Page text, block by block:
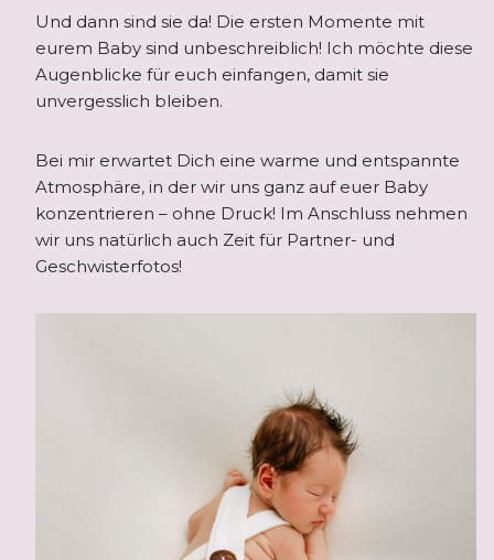
Und dann sind sie da! Die ersten Momente mit
eurem Baby sind unbeschreiblich! Ich möchte diese
Augenblicke für euch einfangen, damit sie
unvergesslich bleiben.
Bei mir erwartet Dich eine warme und entspannte
Atmosphäre, in der wir uns ganz auf euer Baby
konzentrieren – ohne Druck! Im Anschluss nehmen
wir uns natürlich auch Zeit für Partner- und
Geschwisterfotos!